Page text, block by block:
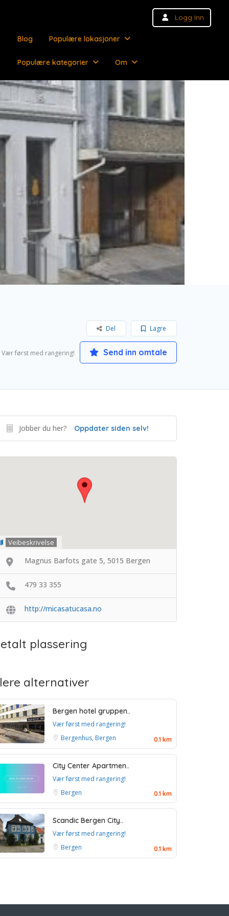
Logg Inn
Blog Populære lokasjoner
Populære kategorier Om
Lagre
Del
Vær først med rangering! Send inn omtale
Jobber du her? Oppdater siden selv!
Veibeskrivelse
Magnus Barfots gate 5, 5015 Bergen
479 33 355
http://micasatucasa.no
plassering
alternativer
Bergen hotel gruppen..
Vær først med rangering!
Bergenhus, Bergen
0.1 km
City Center Apartmen..
Vær først med rangering!
Bergen
0.1 km
Scandic Bergen City..
Vær først med rangering!
Bergen
0.1 km